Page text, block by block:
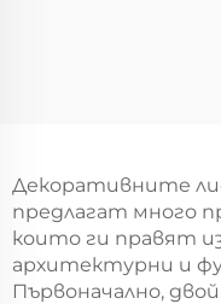
Декоративните
предлагат много
които ги правят
архитектурни и
Първоначално,